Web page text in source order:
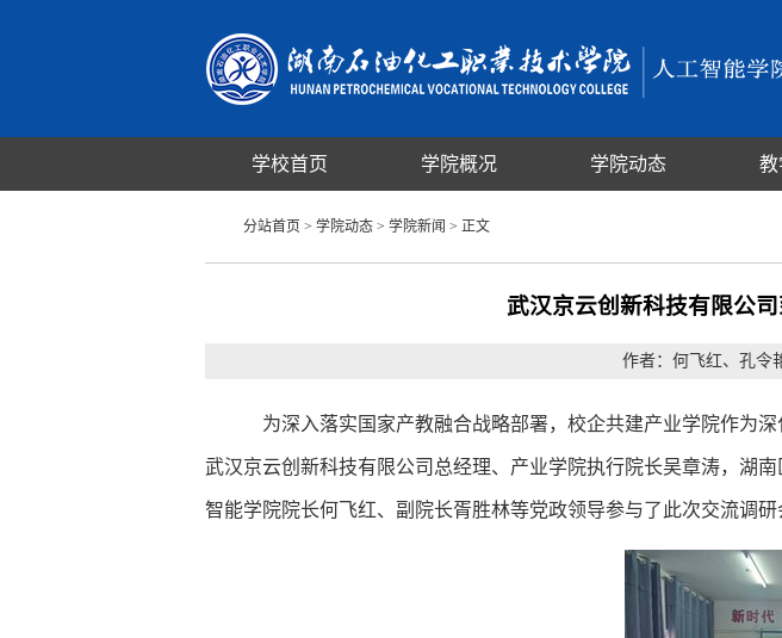
学校首页 学院概况 学院动态 教
分站首页 > 学院动态 > 学院新闻 > 正文
武汉京云创新科技有限公
作者：何飞红、孔
为深入落实国家产教融合战略部署，校企共建产业学院作为深
武汉京云创新科技有限公司总经理、产业学院执行院长吴章涛，湖
智能学院院长何飞红、副院长胥胜林等党政领导参与了此次交流调研